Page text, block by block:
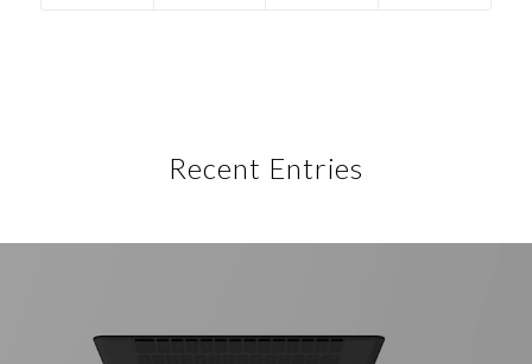
Recent Entries